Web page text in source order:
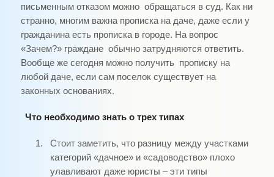
письменным отказом можно обращаться в суд. Как ни
странно, многим важна прописка на даче, даже если у
гражданина есть прописка в городе. На вопрос
«Зачем?» граждане обычно затрудняются ответить.
Вообще же сегодня можно получить прописку на
любой даче, если сам поселок существует на
законных основаниях.
Что необходимо знать о трех типах
1.
Стоит заметить, что разницу между участками
категорий «дачное» и «садоводство» плохо
улавливают даже юристы – эти типы